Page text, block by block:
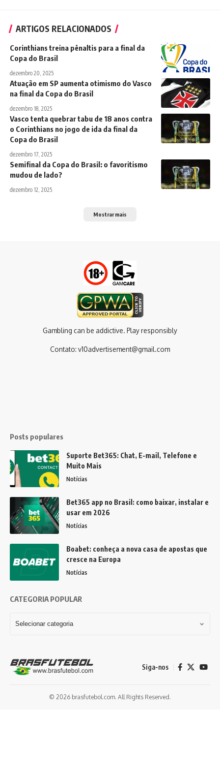
ARTIGOS RELACIONADOS
Corinthians treina pênaltis para a final da
Copa do Brasil
dezembro 20, 2025
Atuação em SP aumenta otimismo do Vasco
na final da Copa do Brasil
dezembro 18, 2025
Vasco tenta quebrar tabu de 18 anos contra
o Corinthians no jogo de ida da final da
Copa do Brasil
dezembro 17, 2025
Semifinal da Copa do Brasil: o favoritismo
mudou de lado?
dezembro 12, 2025
Mostrar mais
Gambling can be addictive. Play responsibly
Contato: v10advertisement@gmail.com
Posts populares
Suporte Bet365: Chat, E-mail, Telefone e
Muito Mais
Notícias
Bet365 app no Brasil: como baixar, instalar e
usar em 2026
Notícias
Boabet: conheça a nova casa de apostas que
cresce na Europa
Notícias
CATEGORIA POPULAR
Siga-nos
© 2026 brasfutebol.com. All Rights Reserved.